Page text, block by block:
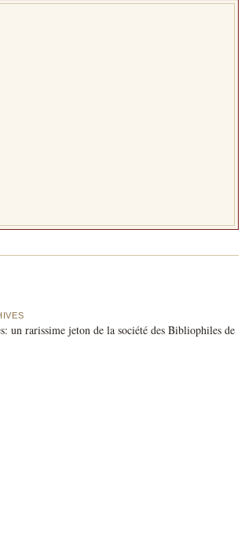
un rarissime jeton de la société des Bibliophiles de